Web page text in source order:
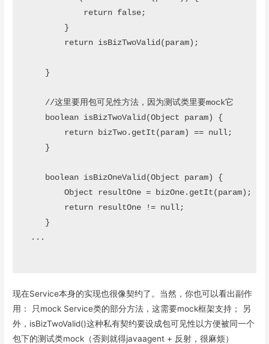
            return false;
        }
        return isBizTwoValid(param);
    }
    //这里要用包可见性方法，因为测试类里要mock它
    boolean isBizTwoValid(Object param) {
        return bizTwo.getIt(param) == null;
    }
    boolean isBizOneValid(Object param) {
        Object resultOne = bizOne.getIt(param);
        return resultOne != null;
    }
...
现在Service本身的实现也很像契约了。当然，你也可以看出副作
用： 只mock Service类的部分方法，这需要mock框架支持； 另
外，isBizTwoValid()这种私有契约要设成包可见性以方便被同一个
包下的测试类mock（否则就得javaagent + 反射，很麻烦）